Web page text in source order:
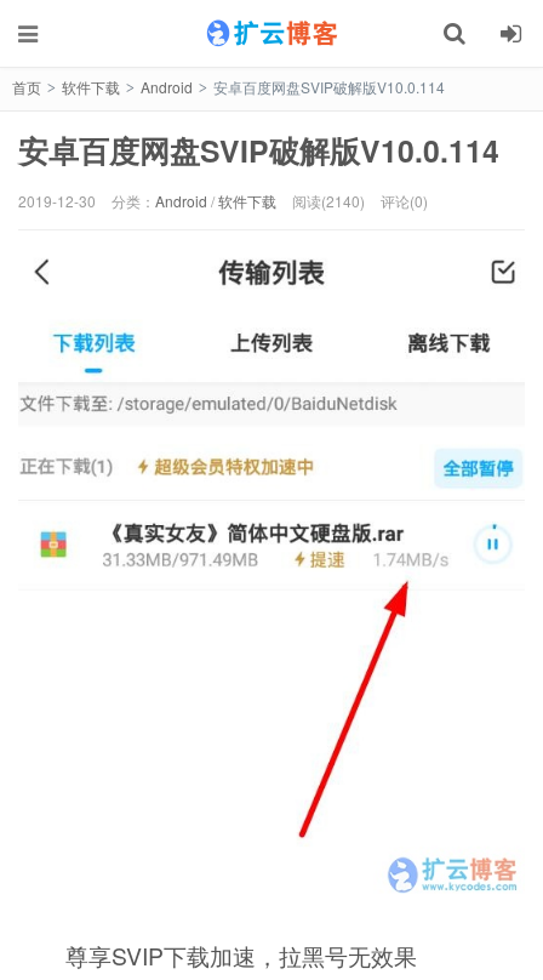
首页 > 软件下载 > Android > 安卓百度网盘SVIP破解版V10.0.114
安卓百度网盘SVIP破解版V10.0.114
2019-12-30 分类： Android /软件下载 阅读(2140) 评论(0)
尊享SVIP下载加速，拉黑号无效果